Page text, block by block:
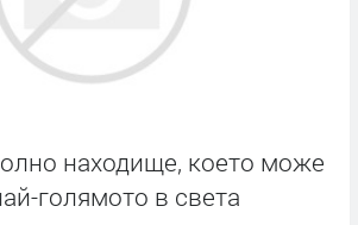
находище, което може
голямото в света